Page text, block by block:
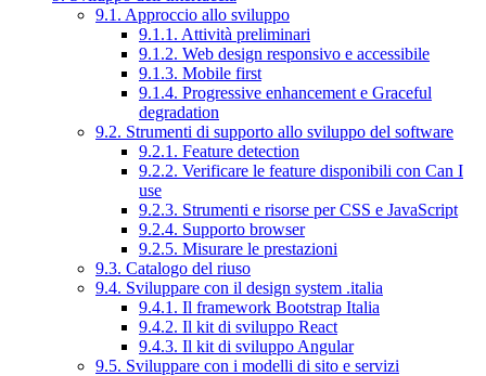
9.1. Approccio allo sviluppo
9.1.1. Attività preliminari
9.1.2. Web design responsivo e accessibile
9.1.3. Mobile first
9.1.4. Progressive enhancement e Graceful
degradation
9.2. Strumenti di supporto allo sviluppo del software
9.2.1. Feature detection
9.2.2. Verificare le feature disponibili con Can I
use
9.2.3. Strumenti e risorse per CSS e JavaScript
9.2.4. Supporto browser
9.2.5. Misurare le prestazioni
9.3. Catalogo del riuso
9.4. Sviluppare con il design system .italia
9.4.1. Il framework Bootstrap Italia
9.4.2. Il kit di sviluppo React
9.4.3. Il kit di sviluppo Angular
9.5. Sviluppare con i modelli di sito e servizi